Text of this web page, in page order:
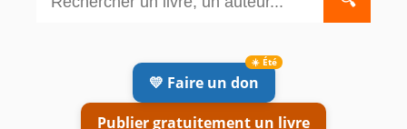
💛 Faire un don
Publier gratuitement un livre